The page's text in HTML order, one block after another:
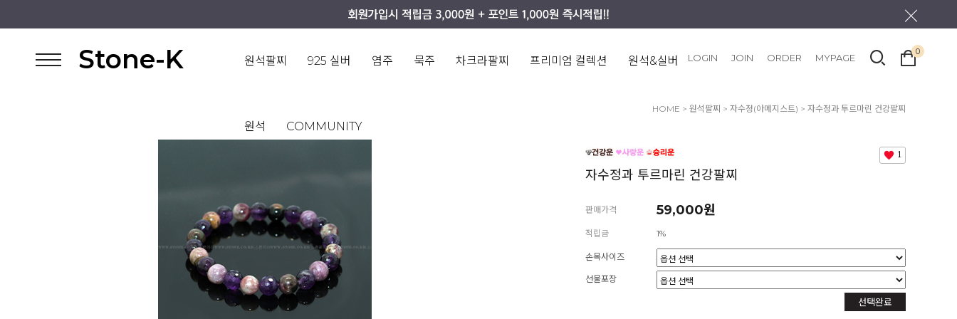
Stone-K 원석팔찌 925 실버 염주 묵주 차크라팔찌 프리미엄 컬렉션 원석&실버
원석 COMMUNITY
LOGIN JOIN ORDER MYPAGE
0
HOME > 원석팔찌 > 자수정(아메지스트) > 자수정과 투르마린 건강팔찌
1
자수정과 투르마린 건강팔찌
판매가격 59,000원
적립금 1%
손목사이즈
선물포장
선택완료